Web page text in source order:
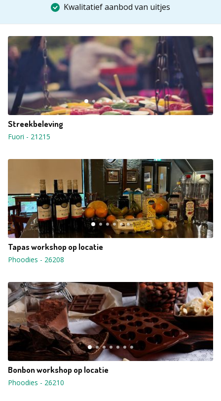
Kwalitatief aanbod van uitjes
Streekbeleving
Fuori - 21215
Tapas workshop op locatie
Phoodies - 26208
Bonbon workshop op locatie
Phoodies - 26210